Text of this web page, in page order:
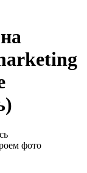
фото